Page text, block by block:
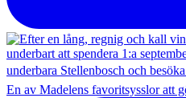
En av Madelens favoritsysslor att